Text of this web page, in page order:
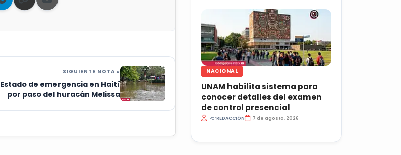
SIGUIENTE NOTA »
Estado de emergencia en Haití
por paso del huracán Melissa
NACIONAL
UNAM habilita sistema para
conocer detalles del examen
de control presencial
PorREDACCIÓN 7 de agosto, 2026